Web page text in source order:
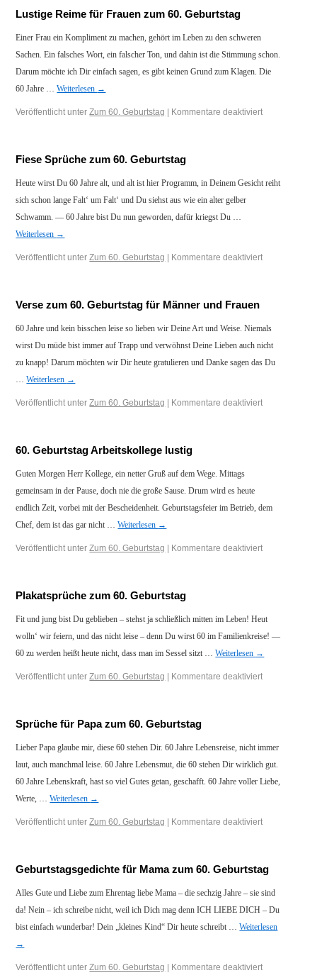
Lustige Reime für Frauen zum 60. Geburtstag
Einer Frau ein Kompliment zu machen, gehört im Leben zu den schweren
Sachen. Ein falsches Wort, ein falscher Ton, und dahin ist die Stimmung schon.
Darum möchte ich Dir einfach sagen, es gibt keinen Grund zum Klagen. Die
60 Jahre …Weiterlesen →
Veröffentlicht unter Zum 60. Geburtstag Kommentare deaktiviert
Fiese Sprüche zum 60. Geburtstag
Heute wirst Du 60 Jahre alt, und alt ist hier Programm, in Deinem Gesicht reiht
sich schon lange Falt‘ um Falt‘ und Du siehst aus wie ein alter gelber
Schwamm. — 60 Jahre bist Du nun geworden, dafür kriegst Du …
Weiterlesen →
Veröffentlicht unter Zum 60. Geburtstag Kommentare deaktiviert
Verse zum 60. Geburtstag für Männer und Frauen
60 Jahre und kein bisschen leise so lieben wir Deine Art und Weise. Niemals
wirst Du müde bist immer auf Trapp und verwöhnst Deine Lieben auch nicht
zu knapp! Darum möchten wir Dir heute gratulieren und Danke sagen das Du
…Weiterlesen →
Veröffentlicht unter Zum 60. Geburtstag Kommentare deaktiviert
60. Geburtstag Arbeitskollege lustig
Guten Morgen Herr Kollege, ein netter Gruß auf dem Wege. Mittags
gemeinsam in der Pause, doch nie die große Sause. Drum wird es heute
endlich Zeit, vorbei mit der Bescheidenheit. Geburtstagsfeier im Betrieb, dem
Chef, dem ist das gar nicht …Weiterlesen →
Veröffentlicht unter Zum 60. Geburtstag Kommentare deaktiviert
Plakatsprüche zum 60. Geburtstag
Fit und jung bist Du geblieben – stehst ja schließlich mitten im Leben! Heut
wolln‘ wir feiern, und das nicht leise – denn Du wirst 60 im Familienkreise! —
60 zu werden heißt heute nicht, dass man im Sessel sitzt …Weiterlesen →
Veröffentlicht unter Zum 60. Geburtstag Kommentare deaktiviert
Sprüche für Papa zum 60. Geburtstag
Lieber Papa glaube mir, diese 60 stehen Dir. 60 Jahre Lebensreise, nicht immer
laut, auch manchmal leise. 60 Jahre Lebensmut, die 60 stehen Dir wirklich gut.
60 Jahre Lebenskraft, hast so viel Gutes getan, geschafft. 60 Jahre voller Liebe,
Werte, …Weiterlesen →
Veröffentlicht unter Zum 60. Geburtstag Kommentare deaktiviert
Geburtstagsgedichte für Mama zum 60. Geburtstag
Alles Gute und Liebe zum Ehrentag liebe Mama – die sechzig Jahre – sie sind
da! Nein – ich schreibe nicht, weil ich Dich mag denn ICH LIEBE DICH – Du
bist einfach wunderbar! Dein „kleines Kind“ Dir heute schreibt …Weiterlesen
→
Veröffentlicht unter Zum 60. Geburtstag Kommentare deaktiviert